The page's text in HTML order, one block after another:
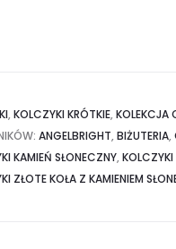
, KOLCZYKI KRÓTKIE, KOLEKCJA
ANGELBRIGHT, BIŻUTERIA,
KAMIEŃ SŁONECZNY, KOLCZYKI
ZŁOTE KOŁA Z KAMIENIEM